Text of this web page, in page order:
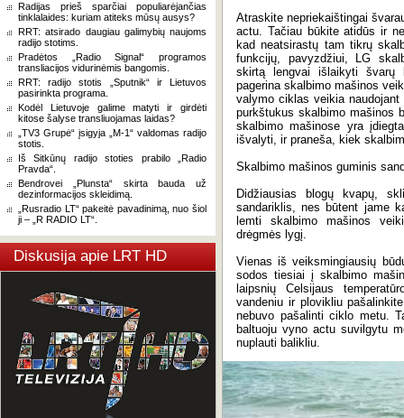
Radijas prieš sparčiai populiarėjančias
tinklalaides: kuriam atiteks mūsų ausys?
RRT: atsirado daugiau galimybių naujoms
radijo stotims.
Pradėtos „Radio Signal“ programos
transliacijos vidurinėmis bangomis.
RRT: radijo stotis „Sputnik“ ir Lietuvos
pasirinkta programa.
Kodėl Lietuvoje galime matyti ir girdėti
kitose šalyse transliuojamas laidas?
„TV3 Grupė“ įsigyja „M-1“ valdomas radijo
stotis.
Iš Sitkūnų radijo stoties prabilo „Radio
Pravda“.
Bendrovei „Plunsta“ skirta bauda už
dezinformacijos skleidimą.
„Rusradio LT“ pakeitė pavadinimą, nuo šiol
ji – „R RADIO LT“.
Diskusija apie LRT HD
Atraskite nepriekaištingai
actu. Tačiau būkite atidūs ir
kad neatsirastų tam tikrų
funkcijų, pavyzdžiui, LG
skirtą lengvai išlaikyti švarų
pagerina skalbimo mašinos
valymo ciklas veikia
purkštukus skalbimo mašinos
skalbimo mašinose yra
išvalyti, ir praneša, kiek
Skalbimo mašinos guminis
Didžiausias blogų kvapų,
sandariklis, nes būtent jame
lemti skalbimo mašinos
drėgmės lygį.
Vienas iš veiksmingiausių
sodos tiesiai į skalbimo
laipsnių Celsijaus
vandeniu ir plovikliu
nebuvo pašalinti ciklo metu.
baltuoju vyno actu suvilgytu
nuplauti balikliu.